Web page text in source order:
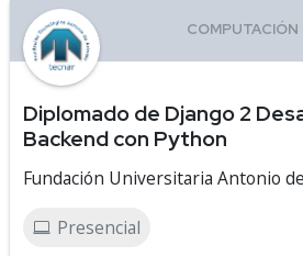
Diplomado de Django 2
Backend con Python
Fundación Universitaria Antonio
Presencial